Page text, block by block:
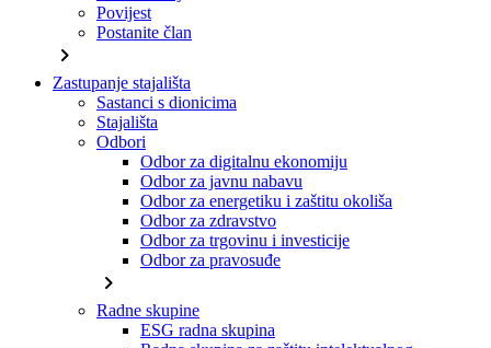
Povijest
Postanite član
chevron_right
Zastupanje stajališta
Sastanci s dionicima
Stajališta
Odbori
Odbor za digitalnu ekonomiju
Odbor za javnu nabavu
Odbor za energetiku i zaštitu okoliša
Odbor za zdravstvo
Odbor za trgovinu i investicije
Odbor za pravosuđe
chevron_right
Radne skupine
ESG radna skupina